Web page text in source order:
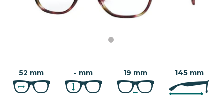
52 mm - mm 19 mm 145 mm